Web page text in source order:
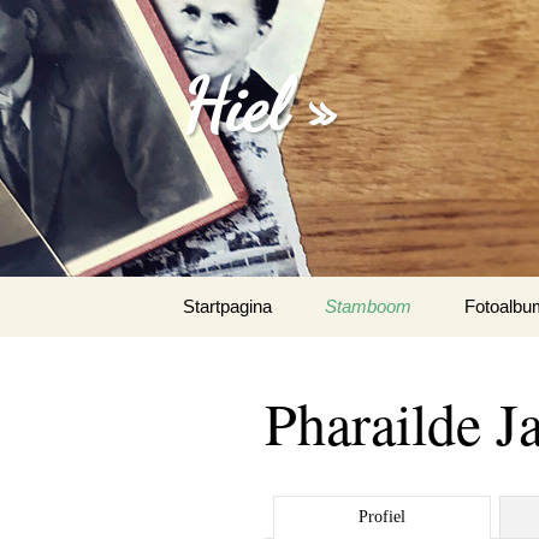
Hiel »
naar
Startpagina Stamboom
Pharailde
Profiel